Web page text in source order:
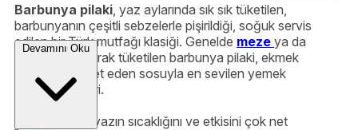
Barbunya pilaki , yaz aylarında sık sık tüketilen,
barbunyanın çeşitli sebzelerle pişirildiği, soğuk servis
edilen bir Türk mutfağı klasiği. Genelde meze ya da
zeytinyağlı olarak tüketilen barbunya pilaki, ekmek
banmaya davet eden sosuyla en sevilen yemek
tariflerinden biri.
Yazın gelişini, yazın sıcaklığını ve etkisini çok net
Devamını Oku